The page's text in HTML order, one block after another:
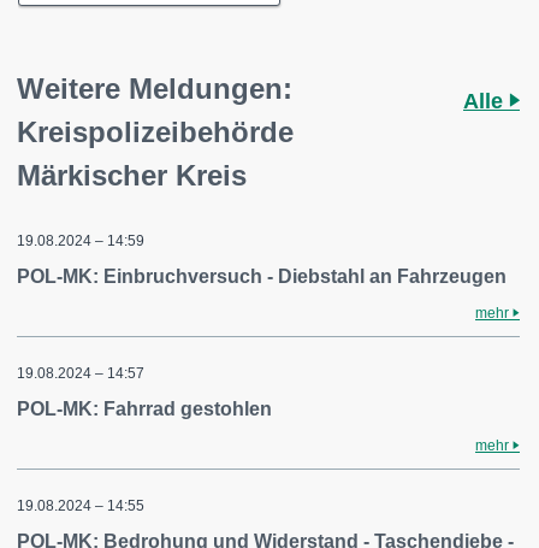
Weitere Meldungen:
Kreispolizeibehörde
Märkischer Kreis
Alle
19.08.2024 – 14:59
POL-MK: Einbruchversuch - Diebstahl an Fahrzeugen
mehr
19.08.2024 – 14:57
POL-MK: Fahrrad gestohlen
mehr
19.08.2024 – 14:55
POL-MK: Bedrohung und Widerstand - Taschendiebe -